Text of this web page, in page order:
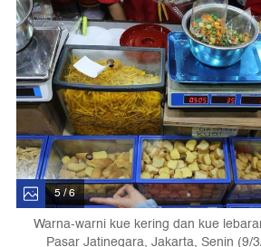
5 / 6
Warna-warni kue kering dan kue
Pasar Jatinegara, Jakarta, Senin (9/